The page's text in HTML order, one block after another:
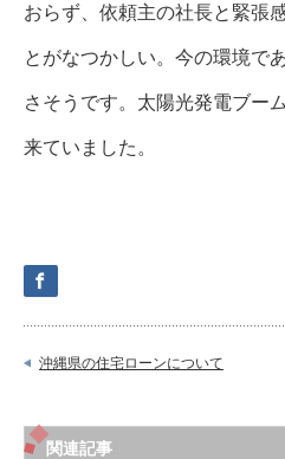
おらず、依頼主の社長と緊張
とがなつかしい。今の環境で
さそうです。太陽光発電ブー
来ていました。
沖縄県の住宅ローンについて
関連記事